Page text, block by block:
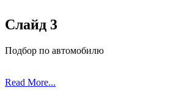
Слайд 3
Подбор по автомобилю
Read More...